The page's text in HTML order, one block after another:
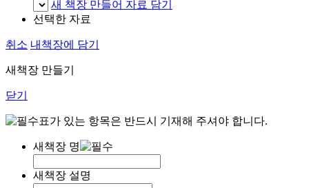
새 책장 만들어 자료 담기
선택한 자료
취소 내책장에 담기
새책장 만들기
닫기
표가 있는 항목은 반드시 기재해 주셔야 합니다.
새책장 명
새책장 설명